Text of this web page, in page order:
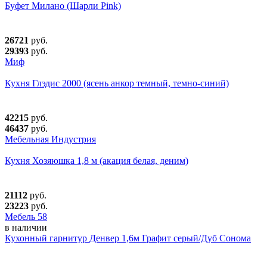
Буфет Милано (Шарли Pink)
26721 руб.
29393 руб.
Миф
Кухня Глэдис 2000 (ясень анкор темный, темно-синий)
42215 руб.
46437 руб.
Мебельная Индустрия
Кухня Хозяюшка 1,8 м (акация белая, деним)
21112 руб.
23223 руб.
Мебель 58
в наличии
Кухонный гарнитур Денвер 1,6м Графит серый/Дуб Сонома